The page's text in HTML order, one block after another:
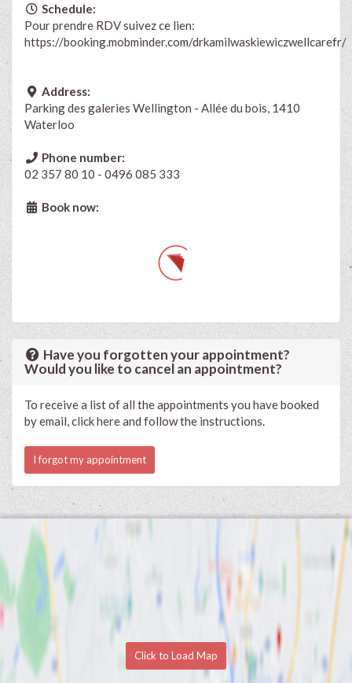
Schedule:
Pour prendre RDV suivez ce lien:
https://booking.mobminder.com/drkamilwaskiewiczwellcarefr/
Address:
Parking des galeries Wellington - Allée du bois, 1410
Waterloo
Phone number:
02 357 80 10 - 0496 085 333
Book now:
Have you forgotten your appointment?
Would you like to cancel an appointment?
To receive a list of all the appointments you have booked
by email, click here and follow the instructions.
I forgot my appointment
Click to Load Map